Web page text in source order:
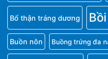
Bổ thận tráng dương
Buồn nôn Buồng trứng đa